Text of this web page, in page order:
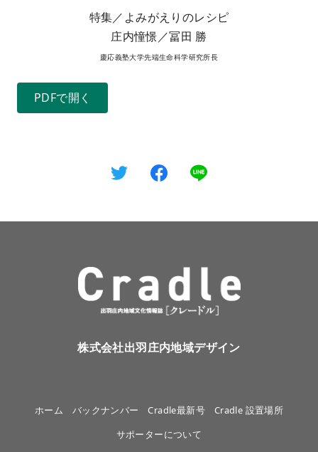
特集／よみがえりのレシピ
庄内憧憬／冨田 勝
慶応義塾大学先端生命科学研究所長
PDFで開く
株式会社出羽庄内地域デザイン
ホーム バックナンバー Cradle最新号
Cradle 設置場所
サポーターについて